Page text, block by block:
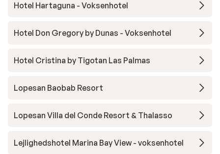
Hotel Hartaguna - Voksenhotel
Hotel Don Gregory by Dunas - Voksenhotel
Hotel Cristina by Tigotan Las Palmas
Lopesan Baobab Resort
Lopesan Villa del Conde Resort & Thalasso
Lejlighedshotel Marina Bay View - voksenhotel